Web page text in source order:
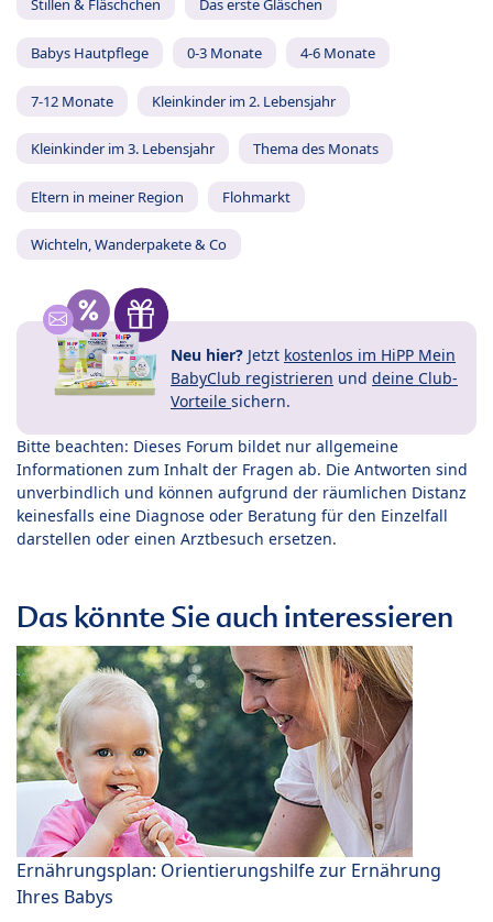
Stillen & Fläschchen Das erste Gläschen
Babys Hautpflege 0-3 Monate 4-6 Monate
7-12 Monate Kleinkinder im 2. Lebensjahr
Kleinkinder im 3. Lebensjahr Thema des Monats
Eltern in meiner Region Flohmarkt
Wichteln, Wanderpakete & Co
Neu hier? Jetzt kostenlos im HiPP Mein
BabyClub registrieren und deine Club-
Vorteile sichern.
Bitte beachten: Dieses Forum bildet nur allgemeine
Informationen zum Inhalt der Fragen ab. Die Antworten sind
unverbindlich und können aufgrund der räumlichen Distanz
keinesfalls eine Diagnose oder Beratung für den Einzelfall
darstellen oder einen Arztbesuch ersetzen.
Das könnte Sie auch interessieren
Ernährungsplan: Orientierungshilfe zur Ernährung
Ihres Babys